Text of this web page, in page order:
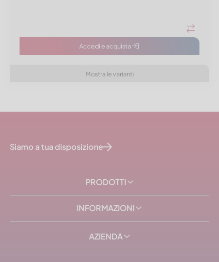
Accedi e acquista
Mostra le varianti
Siamo a tua disposizione
PRODOTTI
INFORMAZIONI
AZIENDA